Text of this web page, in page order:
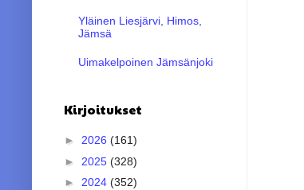
Yläinen Liesjärvi, Himos,
Jämsä
Uimakelpoinen Jämsänjoki
Kirjoitukset
► 2026 (161)
► 2025 (328)
► 2024 (352)